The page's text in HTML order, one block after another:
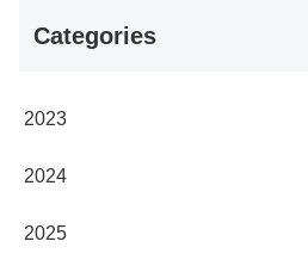
Categories
2023
2024
2025